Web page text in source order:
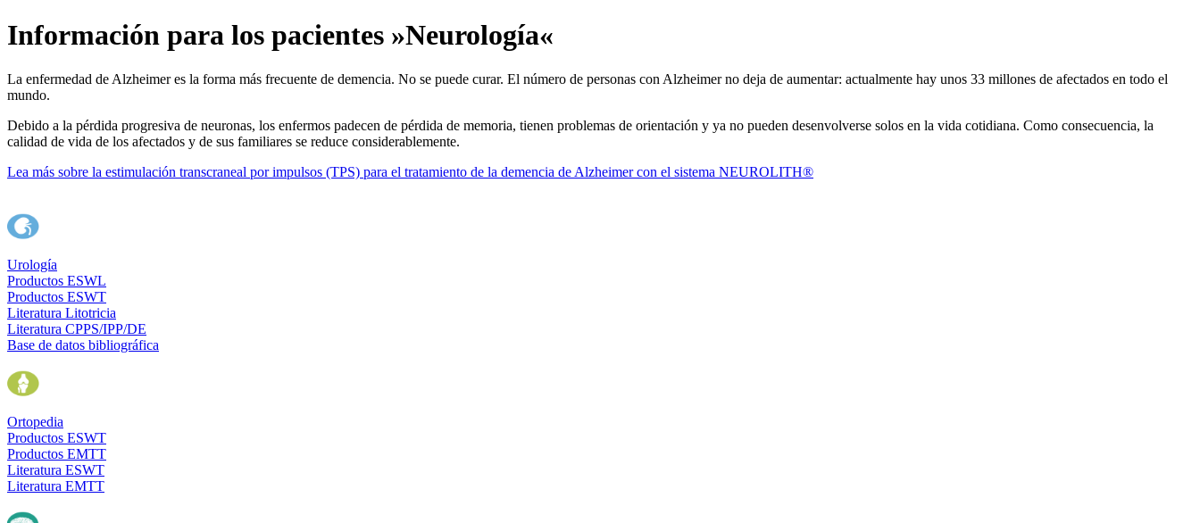
Información para los pacientes »Neurología«
La enfermedad de Alzheimer es la forma más frecuente de demencia. No se puede curar. El número de personas con Alzheimer no deja de aumentar: actualmente hay unos 33 millones de afectados en todo el
mundo.
Debido a la pérdida progresiva de neuronas, los enfermos padecen de pérdida de memoria, tienen problemas de orientación y ya no pueden desenvolverse solos en la vida cotidiana. Como consecuencia, la
calidad de vida de los afectados y de sus familiares se reduce considerablemente.
Lea más sobre la estimulación transcraneal por impulsos (TPS) para el tratamiento de la demencia de Alzheimer con el sistema NEUROLITH®
Urología
Productos ESWL
Productos ESWT
Literatura Litotricia
Literatura CPPS/IPP/DE
Base de datos bibliográfica
Ortopedia
Productos ESWT
Productos EMTT
Literatura ESWT
Literatura EMTT